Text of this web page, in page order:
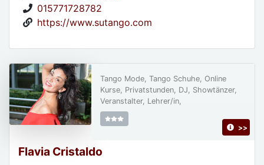
015771728782
https://www.sutango.com
Flavia Cristaldo
Tango Mode, Tango Schuhe, Online
Kurse, Privatstunden, DJ, Showtänzer,
Veranstalter, Lehrer/in,
>>